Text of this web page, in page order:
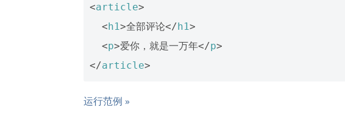
<article>
<h1>全部评论</h1>
<p>爱你，就是一万年</p>
</article>
运行范例 »